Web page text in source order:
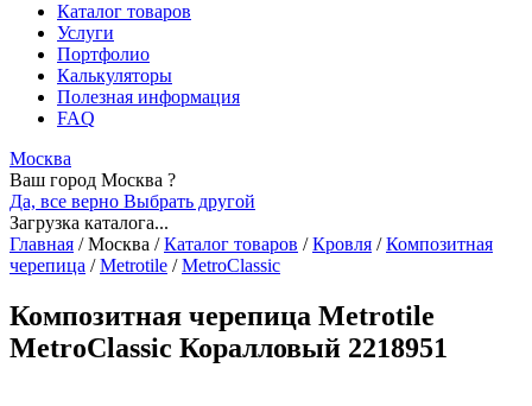
Каталог товаров
Услуги
Портфолио
Калькуляторы
Полезная информация
FAQ
Москва
Ваш город Москва ?
Да, все верно Выбрать другой
Загрузка каталога...
Главная /Москва / Каталог товаров / Кровля / Композитная
черепица / Metrotile / MetroClassic
Композитная черепица Metrotile
MetroClassic Коралловый 2218951